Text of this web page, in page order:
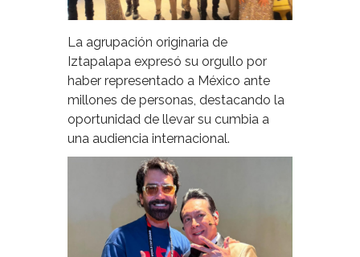
La agrupación originaria de
Iztapalapa expresó su orgullo por
haber representado a México ante
millones de personas, destacando la
oportunidad de llevar su cumbia a
una audiencia internacional.